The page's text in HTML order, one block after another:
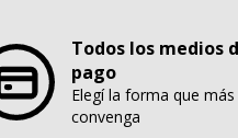
Todos los medios
pago
Elegí la forma que
convenga